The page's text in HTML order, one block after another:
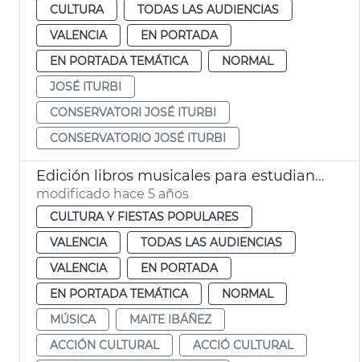
CULTURA
TODAS LAS AUDIENCIAS
VALENCIA
EN PORTADA
EN PORTADA TEMÁTICA
NORMAL
JOSÉ ITURBI
CONSERVATORI JOSÉ ITURBI
CONSERVATORIO JOSÉ ITURBI
Edición libros musicales para estudiantes
modificado hace 5 años
CULTURA Y FIESTAS POPULARES
VALENCIA
TODAS LAS AUDIENCIAS
VALENCIA
EN PORTADA
EN PORTADA TEMÁTICA
NORMAL
MÚSICA
MAITE IBÁÑEZ
ACCIÓN CULTURAL
ACCIÓ CULTURAL